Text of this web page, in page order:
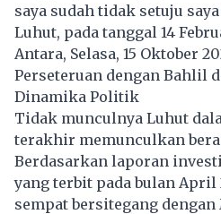
saya sudah tidak setuju
Luhut, pada tanggal 14
Antara, Selasa, 15 Oktober
Perseteruan dengan Bahlil
Dinamika Politik
Tidak munculnya Luhut
terakhir memunculkan
Berdasarkan laporan
yang terbit pada bulan April
sempat bersitegang